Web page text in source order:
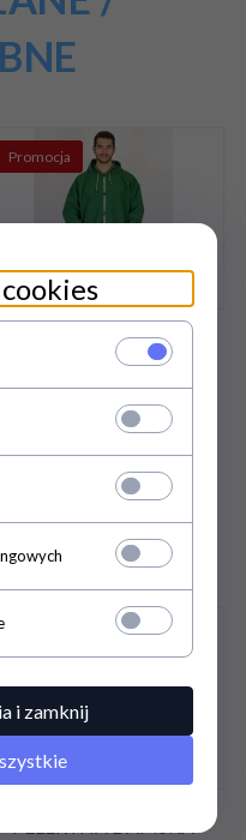
Promocja
PŁASZCZ MĘSKI Aj
Group - PROS
337,70PLN/
PLN*
355,47 PLN / 289,00 PLN*
i zamknij